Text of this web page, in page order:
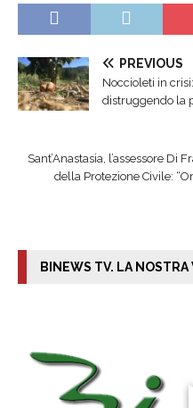
PREVIOUS
Noccioleti in
distruggendo la
Sant’Anastasia, l’assessore Di
della Protezione Civile:
BINEWS TV. LA